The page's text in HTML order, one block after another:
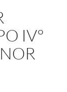
IVº